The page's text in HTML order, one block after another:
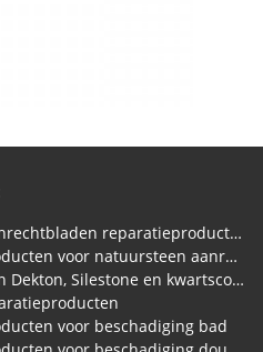
Kunststof aanrechtbladen reparatieproducten (HPL en Volkern)
Reparatieproducten voor natuursteen aanrechtblad
Reparatie van Dekton, Silestone en kwartscomposiet aanrechtbladen
voor beschadiging bad